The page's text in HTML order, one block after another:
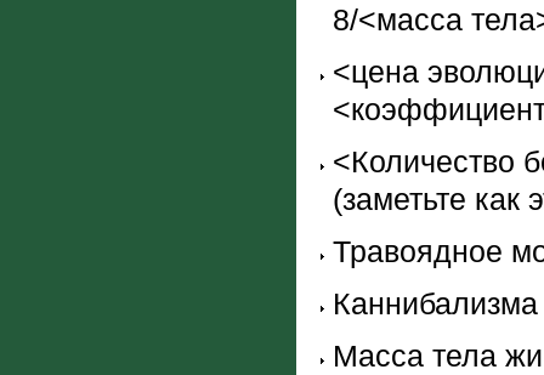
8/<масса
<цена
<Количество
(заметьте как
Травоядное
Каннибализма
Масса тела